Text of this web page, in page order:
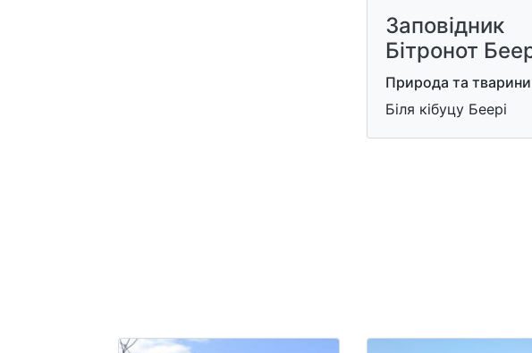
Заповідник
Бітронот
Природа та тварини
Біля кібуцу Беері